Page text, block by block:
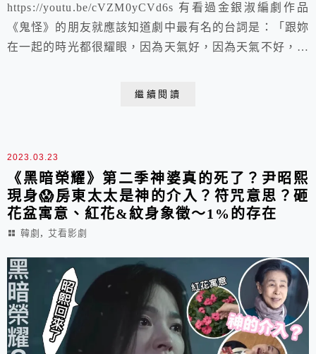
https://youtu.be/cVZM0yCVd6s 有看過金銀淑編劇作品
《鬼怪》的朋友就應該知道劇中最有名的台詞是：「跟妳
在一起的時光都很耀眼，因為天氣好，因為天氣不好，因
繼續閱讀
2023.03.23
《黑暗榮耀》第二季神婆真的死了？尹昭熙
現身😱房東太太是神的介入？符咒意思？砸
花盆寓意、紅花&紋身象徵～1%的存在
韓劇 , 艾看影劇